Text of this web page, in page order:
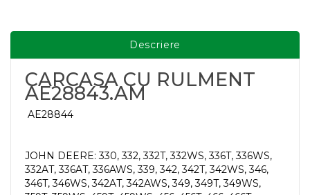
Descriere
CARCASA CU RULMENT
AE28843.AM
AE28844
JOHN DEERE: 330, 332, 332T, 332WS, 336T, 336WS,
332AT, 336AT, 336AWS, 339, 342, 342T, 342WS, 346,
346T, 346WS, 342AT, 342AWS, 349, 349T, 349WS,